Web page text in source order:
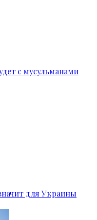
с мусульманами
для Украины